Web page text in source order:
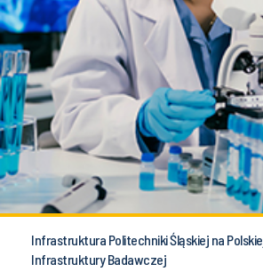
Infrastruktura Politechniki Śląskiej na
Infrastruktury Badawczej